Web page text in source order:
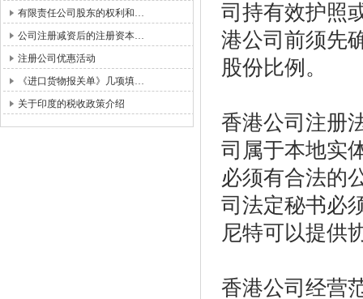
有限责任公司股东的权利和…
公司注册减资后的注册资本…
注册公司优惠活动
《进口货物报关单》几项填…
关于印度的税收政策介绍
司持有效护照
港公司前须先
股份比例。
香港公司注册
司属于本地实
必须有合法的
司法定秘书必
尼特可以提供
香港公司经营